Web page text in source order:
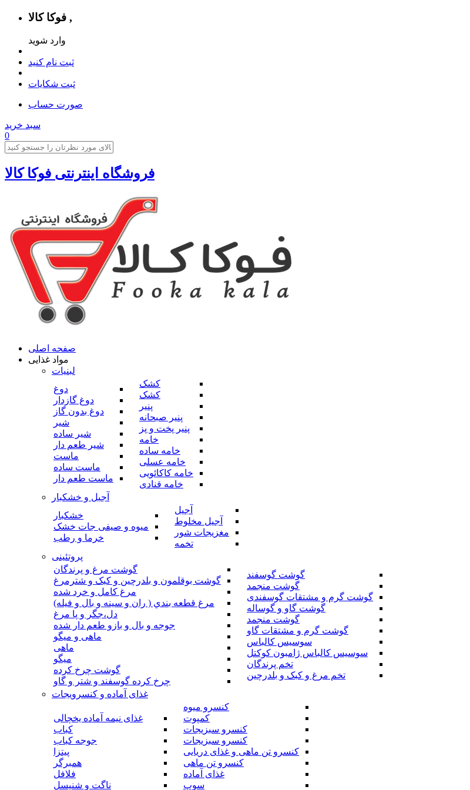
فوکا کالا ,
وارد شوید
ثبت نام کنید
ثبت شکایات
صورت حساب
سبد خرید
0
فروشگاه اینترنتی فوکا کالا
صفحه اصلی
مواد غذایی
لبنیات
کشک
کشک
پنیر
پنیر صبحانه
پنیر پخت و پز
خامه
خامه ساده
خامه عسلی
خامه کاکائویی
خامه قنادی
دوغ
دوغ گازدار
دوغ بدون گاز
شیر
شیر ساده
شیر طعم دار
ماست
ماست ساده
ماست طعم دار
آجیل و خشکبار
آجیل
آجیل مخلوط
مغزیجات شور
تخمه
خشکبار
میوه و صیفی جات خشک
خرما و رطب
پروتئینی
گوشت گوسفند
گوشت منجمد
گوشت گرم و مشتقات گوسفندی
گوشت گاو و گوساله
گوشت منجمد
گوشت گرم و مشتقات گاو
سوسیس کالباس
سوسیس کالباس ژامبون کوکتل
تخم پرندگان
تخم مرغ و کبک و بلدرچین
گوشت مرغ و پرندگان
گوشت بوقلمون و بلدرچین و کبک و شترمرغ
مرغ کامل و خرد شده
مرغ قطعه بندي ( ران و سينه و بال و فيله)
دل،جگر و پا مرغ
جوجه و بال و بازو طعم دار شده
ماهی و میگو
ماهی
میگو
گوشت چرخ کرده
چرخ کرده گوسفند و شتر و گاو
غذای آماده و کنسرویجات
کنسرو میوه
کمپوت
کنسرو سبزیجات
کنسرو سبزیجات
کنسرو تن ماهی و غذای دریایی
کنسرو تن ماهی
غذای آماده
سوپ
غذای نیمه آماده یخچالی
کباب
جوجه کباب
پیتزا
همبرگر
فلافل
ناگت و شنیسل